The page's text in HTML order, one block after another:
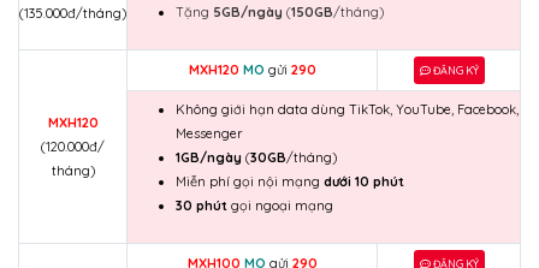
(135.000đ/tháng)
Tặng 5GB/ngày (150GB/tháng)
MXH120
(120.000đ/
tháng)
MXH120 MO gửi 290 ĐĂNG KÝ
Không giới hạn data dùng TikTok, YouTube, Facebook,
Messenger
1GB/ngày (30GB/tháng)
Miễn phí gọi nội mạng dưới 10 phút
30 phút gọi ngoại mạng
MXH100 MO gửi 290 ĐĂNG KÝ